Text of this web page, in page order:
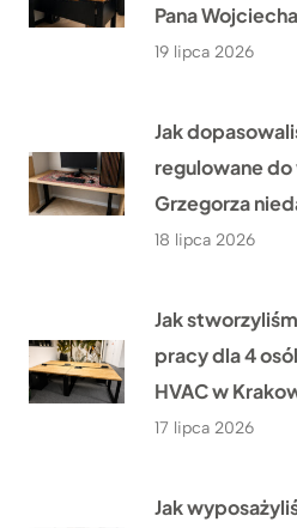
Pana
19 lipca 2026
Jak
regulowane do
Grzegorza
18 lipca 2026
Jak
pracy dla 4
HVAC w
17 lipca 2026
Jak